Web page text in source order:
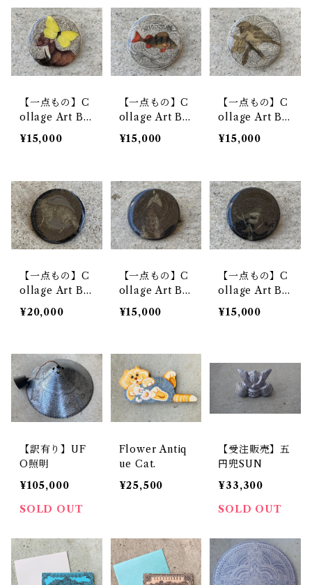
【一点もの】C
ollage Art Br
ooch 6
¥15,000
【一点もの】C
ollage Art Br
ooch 5
¥15,000
【一点もの】C
ollage Art Br
ooch 4
¥15,000
【一点もの】C
ollage Art Br
ooch 3
¥20,000
【一点もの】C
ollage Art Br
ooch 2
¥15,000
【一点もの】C
ollage Art Br
ooch
¥15,000
【訳有り】UF
O照明
¥105,000
SOLD OUT
Flower Antiq
ue Cat.
¥25,500
【受注販売】五
円兜SUN
¥33,300
SOLD OUT